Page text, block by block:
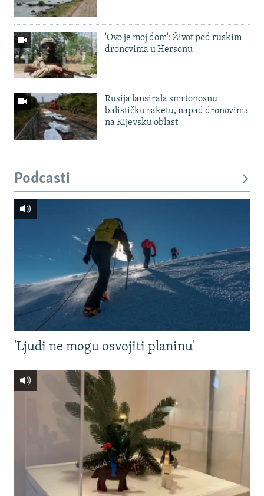
'Ovo je moj dom': Život pod ruskim
dronovima u Hersonu
Rusija lansirala smrtonosnu
balističku raketu, napad dronovima
na Kijevsku oblast
Podcasti
'Ljudi ne mogu osvojiti planinu'